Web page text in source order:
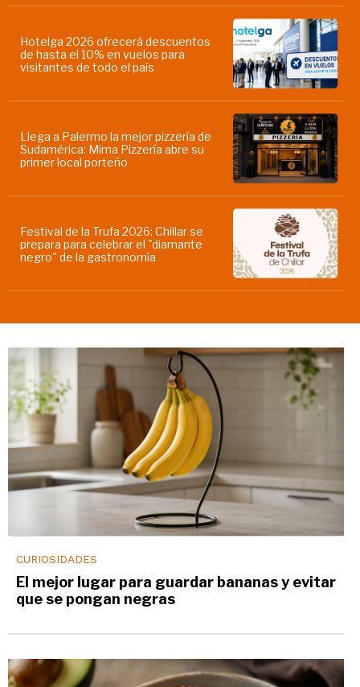
Hotelga 2026 ofrecerá descuentos
de hasta el 10% en vuelos para
visitantes de todo el país
Llega a Palermo la mejor pizzería de
Sudamérica: Mima Pizzería abre su
primer local porteño
Festival de la Trufa 2026: Chillar se
prepara para celebrar el "diamante
negro" de la gastronomía
CURIOSIDADES
El mejor lugar para guardar bananas y evitar
que se pongan negras